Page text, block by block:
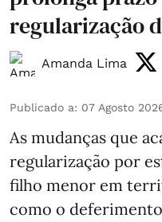
regularização
Amanda Lima
Publicado a: 07 Agosto
As mudanças que
regularização por
filho menor em
como o